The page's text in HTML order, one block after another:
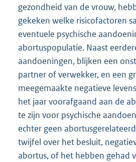
gezondheid van de vrouw,
gekeken welke risicofactoren
eventuele psychische
abortuspopulatie. Naast
aandoeningen, blijken een
partner of verwekker, en een
meegemaakte negatieve
het jaar voorafgaand aan de
te zijn voor psychische
echter geen
twijfel over het besluit,
abortus, of het hebben gehad